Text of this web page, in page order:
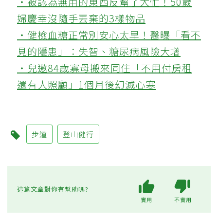
婦慶幸沒隨手丟棄的3樣物品
‧健檢血糖正常別安心太早！醫曝「看不
見的隱患」：失智、糖尿病風險大增
‧兒邀84歲寡母搬來同住「不用付房租
還有人照顧」1個月後幻滅心寒
步道 登山健行
這篇文章對你有幫助嗎?
實用 不實用